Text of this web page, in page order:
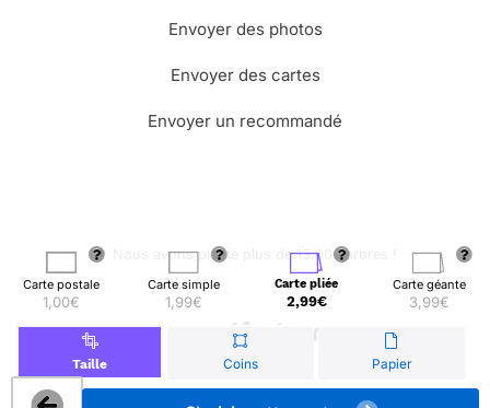
Carte postale
1,00€
Carte simple
1,99€
Carte pliée
2,99€
Carte géante
3,99€
Taille Coins Papier
Envoyer des photos
Envoyer des cartes
Envoyer un recommandé
🌳 Nous avons planté plus de 13.000 arbres !
© Merci Facteur